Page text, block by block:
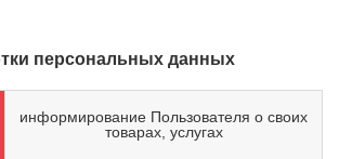
персональных данных
информирование Пользователя о своих
товарах, услугах